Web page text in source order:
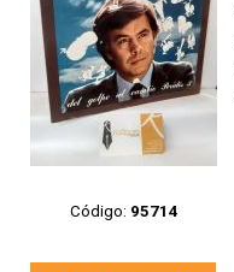
Código: 95714